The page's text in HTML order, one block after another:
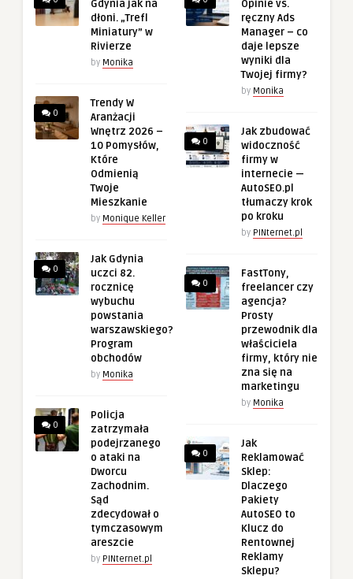
Gdynia jak na
dłoni. „Trefl
Miniatury” w
Rivierze
by Monika
0
Trendy W
Aranżacji
Wnętrz 2026 –
10 Pomysłów,
Które
Odmienią
Twoje
Mieszkanie
by Monique Keller
0
Jak Gdynia
uczci 82.
rocznicę
wybuchu
powstania
warszawskiego?
Program
obchodów
by Monika
0
Policja
zatrzymała
podejrzanego
o ataki na
Dworcu
Zachodnim.
Sąd
zdecydował o
tymczasowym
areszcie
by PINternet.pl
Opinie vs.
ręczny Ads
Manager – co
daje lepsze
wyniki dla
Twojej firmy?
by Monika
0
Jak zbudować
widoczność
firmy w
internecie —
AutoSEO.pl
tłumaczy krok
po kroku
by PINternet.pl
0
FastTony,
freelancer czy
agencja?
Prosty
przewodnik dla
właściciela
firmy, który nie
zna się na
marketingu
by Monika
0
Jak
Reklamować
Sklep:
Dlaczego
Pakiety
AutoSEO to
Klucz do
Rentownej
Reklamy
Sklepu?